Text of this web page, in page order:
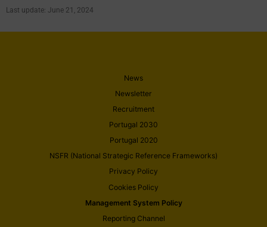
Last update: June 21, 2024
News
Newsletter
Recruitment
Portugal 2030
Portugal 2020
NSFR (National Strategic Reference Frameworks)
Privacy Policy
Cookies Policy
Management System Policy
Reporting Channel